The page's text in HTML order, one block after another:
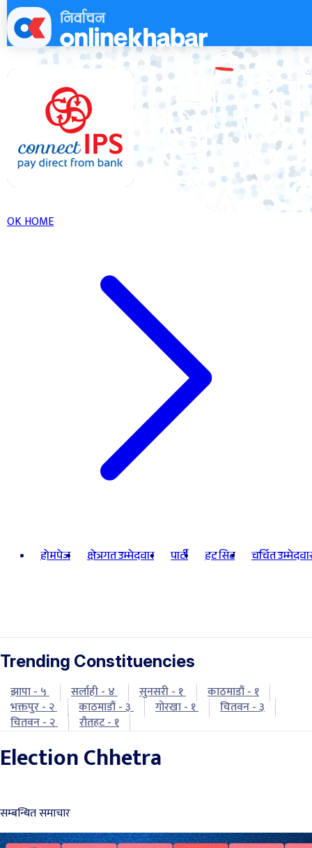
Skip
to
content
OK HOME
होमपेज क्षेत्रगत उम्मेदवार पार्टी हट सिट चर्चित
Trending Constituencies
झापा - ५ सर्लाही - ४ सुनसरी - १
काठमाडौं - १
भक्तपुर - २
काठमाडौं - ३ गोरखा - १
चितवन - ३
चितवन - २
रौतहट - १
Election Chhetra
सम्बन्धित समाचार